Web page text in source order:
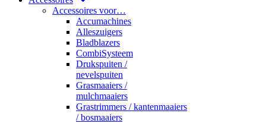
Accessoires voor…
Accumachines
Alleszuigers
Bladblazers
CombiSysteem
Drukspuiten /
nevelspuiten
Grasmaaiers /
mulchmaaiers
Grastrimmers / kantenmaaiers
/ bosmaaiers